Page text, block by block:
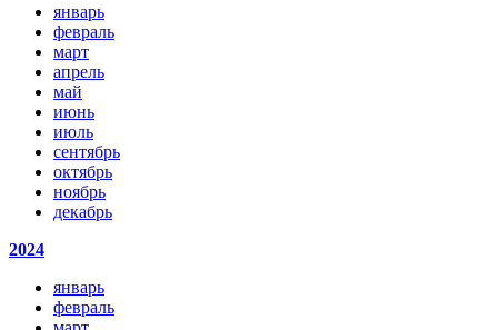
январь
февраль
март
апрель
май
июнь
июль
сентябрь
октябрь
ноябрь
декабрь
2024
январь
февраль